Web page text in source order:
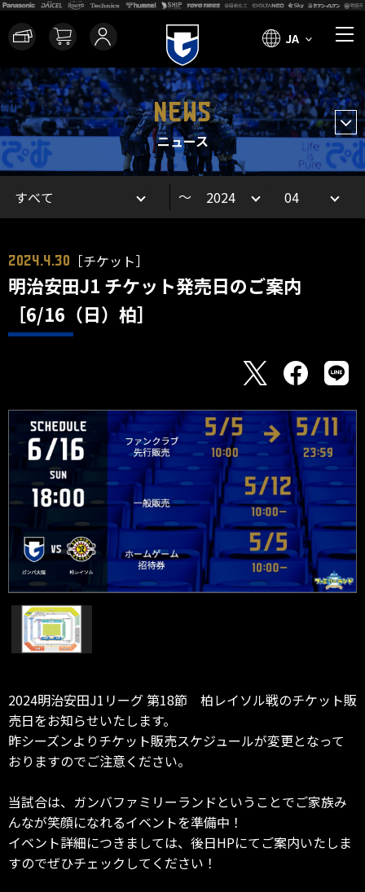
JA
NEWS
ニュース
～
2024.4.30 ［チケット］
明治安田J1 チケット発売日のご案内
［6/16（日）柏］
2024明治安田J1リーグ 第18節 柏レイソル戦のチケット販
売日をお知らせいたします。
昨シーズンよりチケット販売スケジュールが変更となって
おりますのでご注意ください。
当試合は、ガンバファミリーランドということでご家族み
んなが笑顔になれるイベントを準備中！
イベント詳細につきましては、後日HPにてご案内いたしま
すのでぜひチェックしてください！